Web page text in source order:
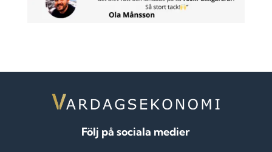
Följ på sociala medier